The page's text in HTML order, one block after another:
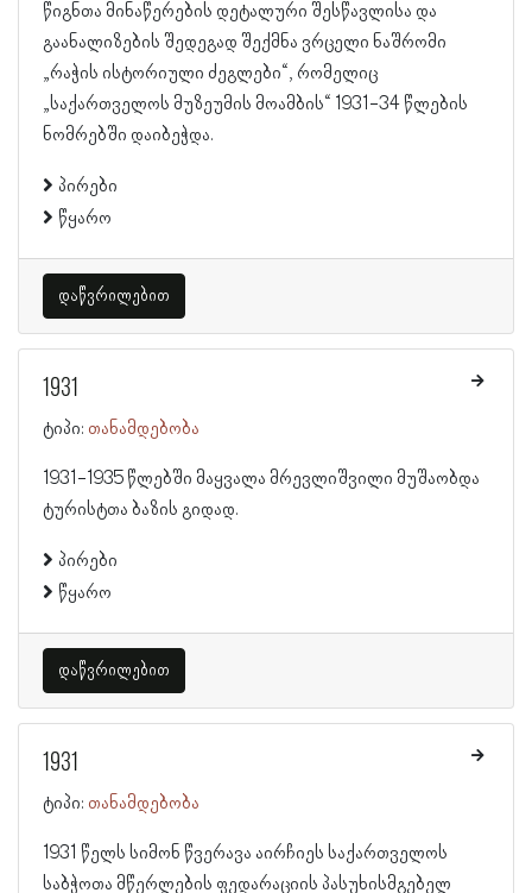
წიგნთა მინაწერების დეტალური შესწავლისა და
გაანალიზების შედეგად შექმნა ვრცელი ნაშრომი
„რაჭის ისტორიული ძეგლები“, რომელიც
„საქართველოს მუზეუმის მოამბის“ 1931-34 წლების
ნომრებში დაიბეჭდა.
პირები
წყარო
დაწვრილებით
1931
ტიპი: თანამდებობა
1931-1935 წლებში მაყვალა მრევლიშვილი მუშაობდა
ტურისტთა ბაზის გიდად.
პირები
წყარო
დაწვრილებით
1931
ტიპი: თანამდებობა
1931 წელს სიმონ წვერავა აირჩიეს საქართველოს
საბჭოთა მწერლების ფედარაციის პასუხისმგებელ